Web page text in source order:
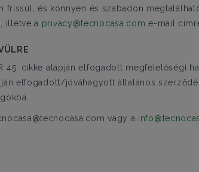
frissül, és könnyen és szabadon
illetve a privacy@tecnocasa.com e-mail
45. cikke alapján elfogadott megfelelőségi
elfogadott/jóváhagyott általános
vagy a